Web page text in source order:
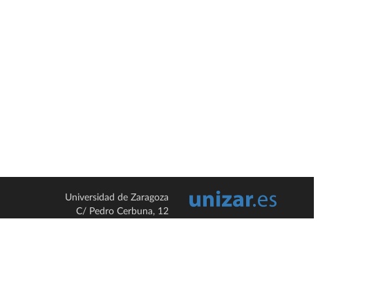
Universidad de Zaragoza
C/ Pedro Cerbuna, 12